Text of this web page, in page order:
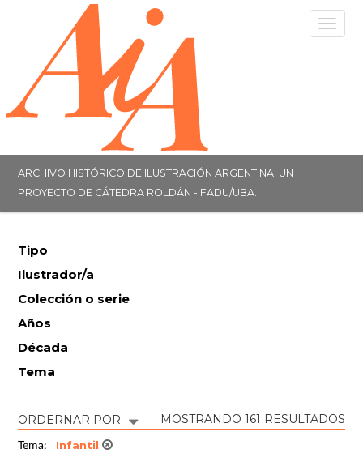
ARCHIVO HISTÓRICO DE ILUSTRACIÓN ARGENTINA. UN
PROYECTO DE CÁTEDRA ROLDÁN - FADU/UBA.
Tipo
Ilustrador/a
Colección o serie
Años
Década
Tema
ORDERNAR POR MOSTRANDO 161 RESULTADOS
Tema: Infantil